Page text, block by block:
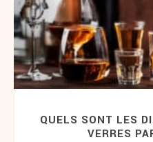
QUELS SONT LES
VERRES